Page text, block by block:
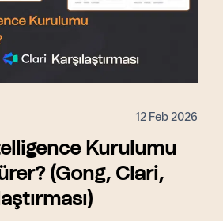
12 Feb 2026
Kurulumu
(Gong, Clari,